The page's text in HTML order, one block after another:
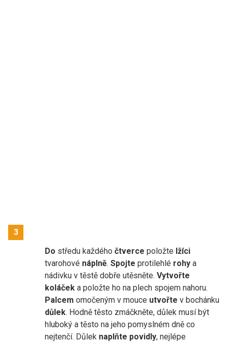
3
Do středu každého čtverce položte lžíci
tvarohové náplně. Spojte protilehlé rohy a
nádivku v těstě dobře utěsněte. Vytvořte
koláček a položte ho na plech spojem nahoru.
Palcem omočeným v mouce utvořte v bochánku
důlek. Hodně těsto zmáčkněte, důlek musí být
hluboký a těsto na jeho pomyslném dně co
nejtenčí. Důlek naplňte povidly, nejlépe